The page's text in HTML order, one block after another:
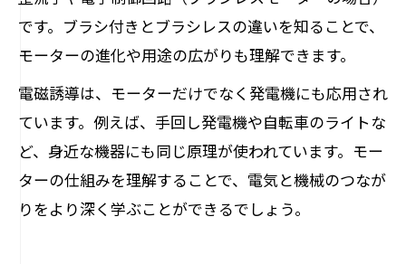
です。ブラシ付きとブラシレスの違いを知ることで、
モーターの進化や用途の広がりも理解できます。
電磁誘導は、モーターだけでなく発電機にも応用され
ています。例えば、手回し発電機や自転車のライトな
ど、身近な機器にも同じ原理が使われています。モー
ターの仕組みを理解することで、電気と機械のつなが
りをより深く学ぶことができるでしょう。